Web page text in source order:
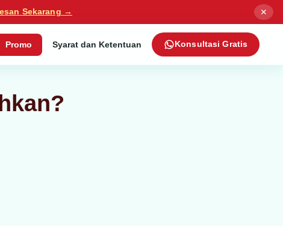
Sekarang → ✕
Promo Syarat dan Ketentuan Konsultasi Gratis